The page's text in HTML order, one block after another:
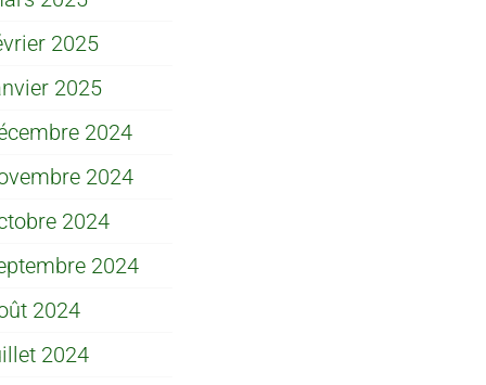
2025
2025
2024
2024
2024
2024
2024
2024